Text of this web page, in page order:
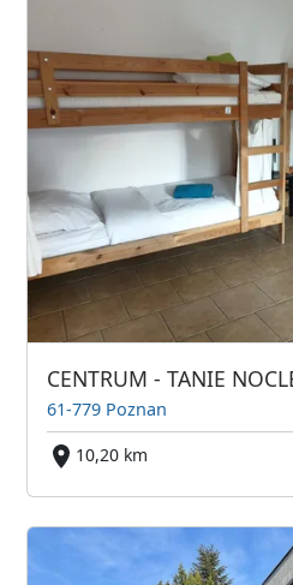
CENTRUM - TANIE
61-779 Poznan
10,20 km